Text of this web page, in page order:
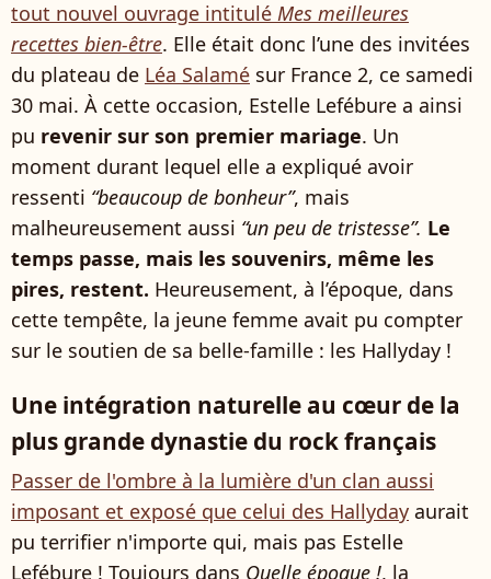
tout nouvel ouvrage intitulé Mes meilleures
recettes bien-être. Elle était donc l’une des invitées
du plateau de Léa Salamé sur France 2, ce samedi
30 mai. À cette occasion, Estelle Lefébure a ainsi
pu revenir sur son premier mariage. Un
moment durant lequel elle a expliqué avoir
ressenti “beaucoup de bonheur”, mais
malheureusement aussi “un peu de tristesse”. Le
temps passe, mais les souvenirs, même les
pires, restent. Heureusement, à l’époque, dans
cette tempête, la jeune femme avait pu compter
sur le soutien de sa belle-famille : les Hallyday !
Une intégration naturelle au cœur de la
plus grande dynastie du rock français
Passer de l'ombre à la lumière d'un clan aussi
imposant et exposé que celui des Hallyday aurait
pu terrifier n'importe qui, mais pas Estelle
Lefébure ! Toujours dans Quelle époque !, la